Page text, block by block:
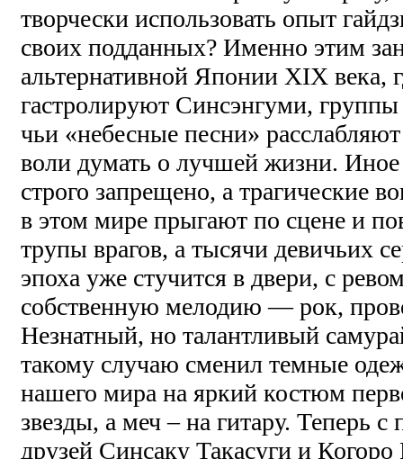
творчески использовать опыт
своих подданных? Именно этим
альтернативной Японии XIX века,
гастролируют Синсэнгуми, группы
чьи «небесные песни»
воли думать о лучшей жизни. Иное
строго запрещено, а трагические
в этом мире прыгают по сцене и
трупы врагов, а тысячи
эпоха уже стучится в двери, с
собственную мелодию — рок,
Незнатный, но талантливый
такому случаю сменил темные
нашего мира на яркий костюм
звезды, а меч – на гитару. Теперь
друзей Синсаку Такасуги и